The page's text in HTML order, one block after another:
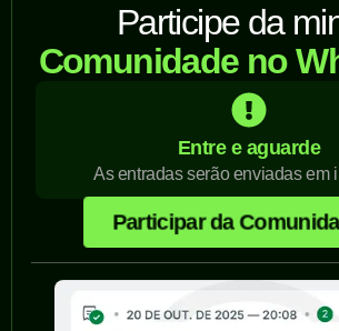
Participe da
Comunidade no
Entre e aguarde
As entradas serão enviadas em
Participar da